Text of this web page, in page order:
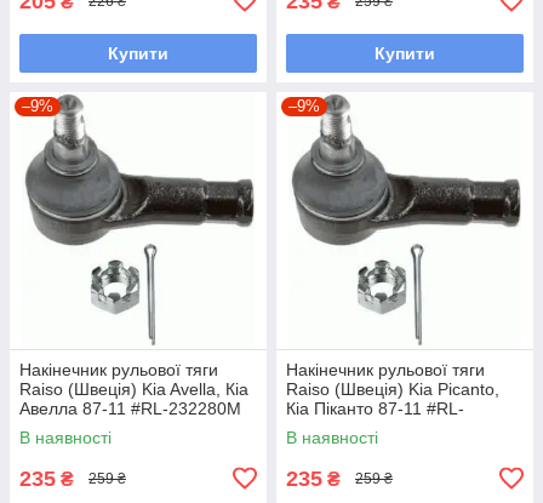
Купити Купити
–9%
Накінечник рульової тяги
Raiso (Швеція) Kia Avella, Кіа
Авелла 87-11 #RL-232280M
UAYLLYW7
В наявності
235 ₴ 259 ₴
–9%
Накінечник рульової тяги
Raiso (Швеція) Kia Picanto,
Кіа Піканто 87-11 #RL-
232280M UADYWHC7
В наявності
235 ₴ 259 ₴